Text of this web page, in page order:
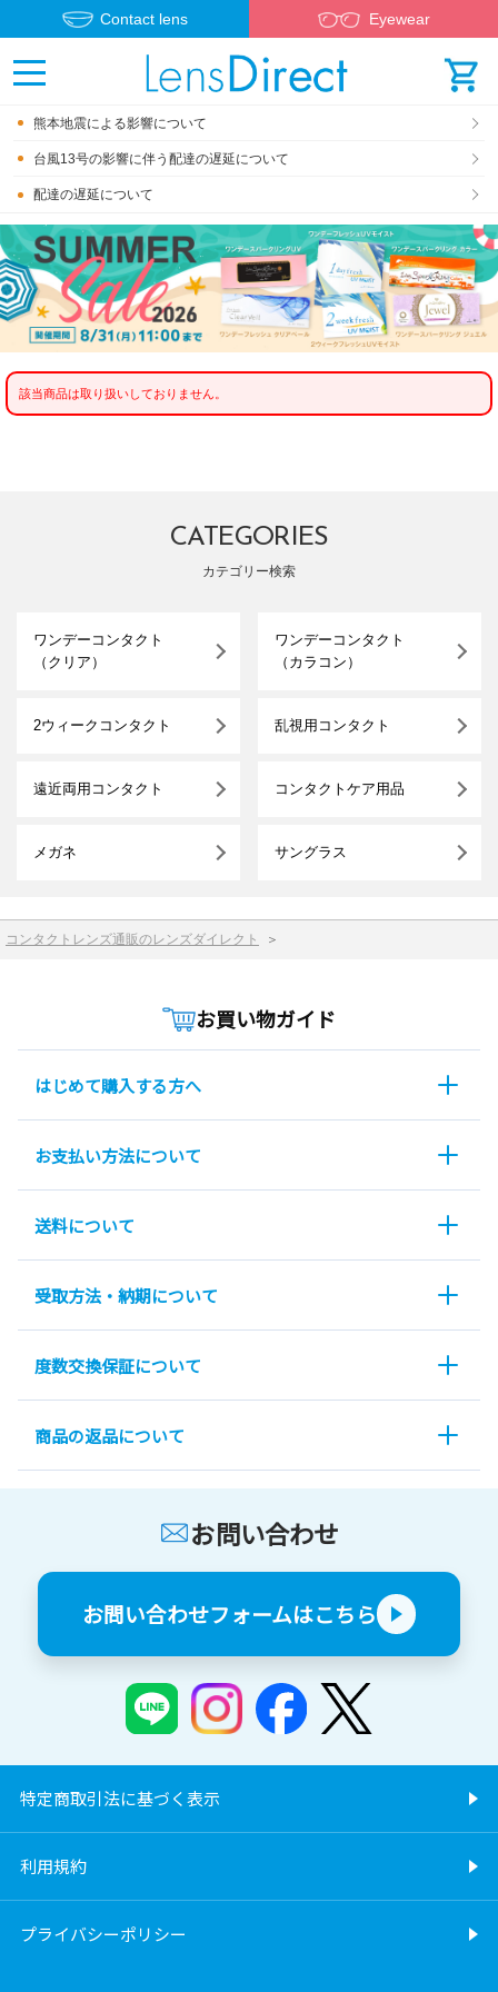
Contact lens Eyewear
熊本地震による影響について
台風13号の影響に伴う配達の遅延について
配達の遅延について
該当商品は取り扱いしておりません。
CATEGORIES
カテゴリー検索
ワンデーコンタクト
（クリア）
ワンデーコンタクト
（カラコン）
2ウィークコンタクト 乱視用コンタクト
遠近両用コンタクト コンタクトケア用品
メガネ サングラス
コンタクトレンズ通販のレンズダイレクト ＞
お買い物ガイド
はじめて購入する方へ
お支払い方法について
送料について
受取方法・納期について
度数交換保証について
商品の返品について
お問い合わせ
お問い合わせフォームはこちら
特定商取引法に基づく表示
利用規約
プライバシーポリシー